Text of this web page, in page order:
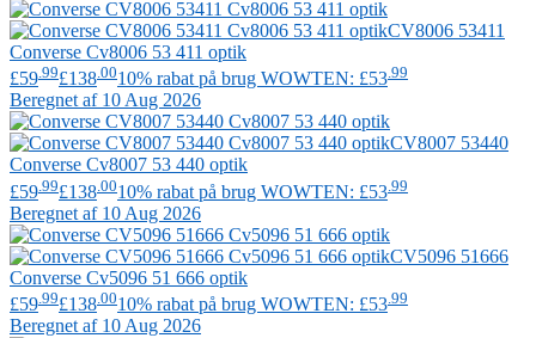
CV8006 53411
Converse Cv8006 53 411 optik
£59.99£138.0010% rabat på brug WOWTEN: £53.99
Beregnet af 10 Aug 2026
CV8007 53440
Converse Cv8007 53 440 optik
£59 .99£138 .0010% rabat på brug WOWTEN: £53 .99
Beregnet af 10 Aug 2026
CV5096 51666
Converse Cv5096 51 666 optik
£59 .99£138 .0010% rabat på brug WOWTEN: £53 .99
Beregnet af 10 Aug 2026